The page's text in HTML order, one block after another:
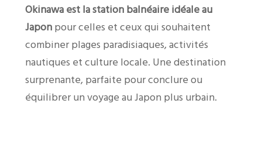
Okinawa est la station balnéaire idéale au
Japonpour celles et ceux qui souhaitent
combiner plages paradisiaques, activités
nautiques et culture locale. Une destination
surprenante, parfaite pour conclure ou
équilibrer un voyage au Japon plus urbain.